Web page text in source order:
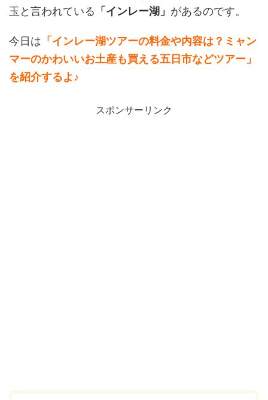
玉と言われている 「インレー湖」 があるのです。
今日は 「インレー湖ツアーの料金や内容は？ミャン
マーのかわいいお土産も買える五日市などツアー」
を紹介するよ♪
スポンサーリンク